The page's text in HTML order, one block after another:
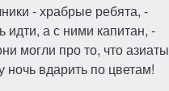
- храбрые ребята, -
идти, а с ними капитан, -
могли про то, что азиаты
вдарить по цветам!